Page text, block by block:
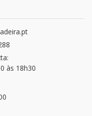
às 18h30